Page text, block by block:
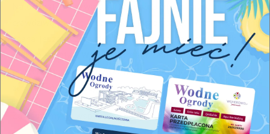
Natomiast w czwartek 12 października przygotowaliśmy
prawdziwą gratkę muzyczną i historyczną. Wystąpi bowiem
znana jeszcze z występów na starym basenie muzykująca
rodzina Państwa
Wójcik, która zaprosi nas na niepowtarzalny
koncert muzyki rozrywkowej. Będziemy mogli wspólnie
zaśpiewać i zatańczyć.
Zapraszamy do wspólnej zabawy!